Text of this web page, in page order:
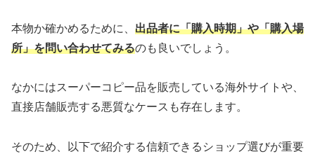
本物か確かめるために、 出品者に「購入時期」や「購入場
所」を問い合わせてみるのも良いでしょう。
なかにはスーパーコピー品を販売している海外サイトや、
直接店舗販売する悪質なケースも存在します。
そのため、以下で紹介する信頼できるショップ選びが重要